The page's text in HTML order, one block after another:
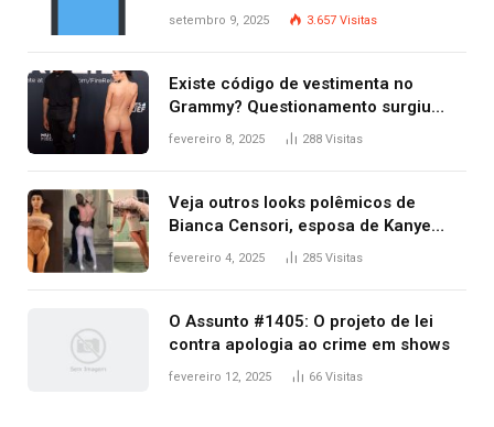
criminosos no mesmo dia
setembro 9, 2025 3.657 Visitas
Existe código de vestimenta no
Grammy? Questionamento surgiu
após Bianca Censori, mulher de
fevereiro 8, 2025 288 Visitas
Veja outros looks polêmicos de
Bianca Censori, esposa de Kanye
West que apareceu nua no Grammy
fevereiro 4, 2025 285 Visitas
O Assunto #1405: O projeto de lei
contra apologia ao crime em shows
fevereiro 12, 2025 66 Visitas